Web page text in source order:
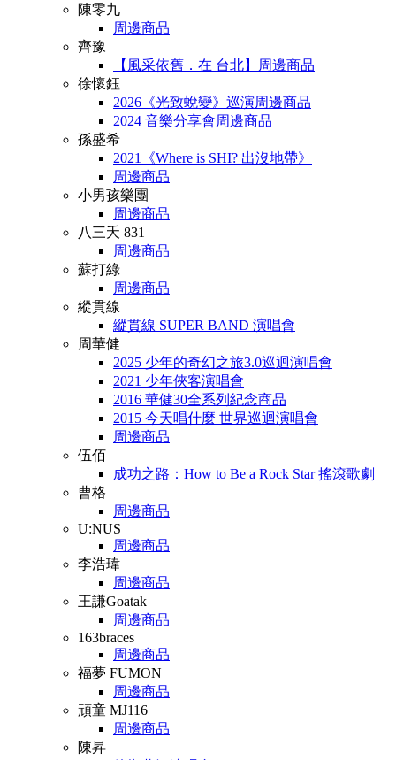
陳零九
周邊商品
齊豫
【風采依舊．在 台北】周邊商品
徐懷鈺
2026《光致蛻變》巡演周邊商品
2024 音樂分享會周邊商品
孫盛希
2021《Where is SHI? 出沒地帶》
周邊商品
小男孩樂團
周邊商品
八三夭 831
周邊商品
蘇打綠
周邊商品
縱貫線
縱貫線 SUPER BAND 演唱會
周華健
2025 少年的奇幻之旅3.0巡迴演唱會
2021 少年俠客演唱會
2016 華健30全系列紀念商品
2015 今天唱什麼 世界巡迴演唱會
周邊商品
伍佰
成功之路：How to Be a Rock Star 搖滾歌劇
曹格
周邊商品
U:NUS
周邊商品
李浩瑋
周邊商品
王謙Goatak
周邊商品
163braces
周邊商品
福夢 FUMON
周邊商品
頑童 MJ116
周邊商品
陳昇